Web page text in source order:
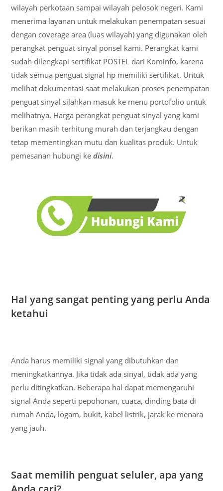
wilayah perkotaan sampai wilayah pelosok negeri. Kami
menerima layanan untuk melakukan penempatan sesuai
dengan coverage area (luas wilayah) yang digunakan oleh
perangkat penguat sinyal ponsel kami. Perangkat kami
sudah dilengkapi sertifikat POSTEL dari Kominfo, karena
tidak semua penguat signal hp memiliki sertifikat. Untuk
melihat dokumentasi saat melakukan proses penempatan
penguat sinyal silahkan masuk ke menu portofolio untuk
melihatnya. Harga perangkat penguat sinyal yang kami
berikan masih terhitung murah dan terjangkau dengan
tetap mementingkan mutu dan kualitas produk. Untuk
pemesanan hubungi kedisini.
Hal yang sangat penting yang perlu Anda
ketahui
Anda harus memiliki signal yang dibutuhkan dan
meningkatkannya. Jika tidak ada sinyal, tidak ada yang
perlu ditingkatkan. Beberapa hal dapat memengaruhi
signal Anda seperti pepohonan, cuaca, dinding bata di
rumah Anda, logam, bukit, kabel listrik, jarak ke menara
yang jauh.
Saat memilih penguat seluler, apa yang